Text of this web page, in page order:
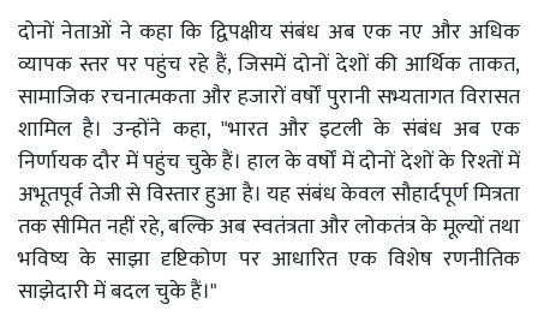
दोनों नेताओं ने कहा कि द्विपक्षीय संबंध अब एक नए और अधिक
व्यापक स्तर पर पहुंच रहे हैं, जिसमें दोनों देशों की आर्थिक ताकत,
सामाजिक रचनात्मकता और हजारों वर्षों पुरानी सभ्यतागत विरासत
शामिल है। उन्होंने कहा, "भारत और इटली के संबंध अब एक
निर्णायक दौर में पहुंच चुके हैं। हाल के वर्षों में दोनों देशों के रिश्तों में
अभूतपूर्व तेजी से विस्तार हुआ है। यह संबंध केवल सौहार्दपूर्ण मित्रता
तक सीमित नहीं रहे, बल्कि अब स्वतंत्रता और लोकतंत्र के मूल्यों तथा
भविष्य के साझा दृष्टिकोण पर आधारित एक विशेष रणनीतिक
साझेदारी में बदल चुके हैं।"